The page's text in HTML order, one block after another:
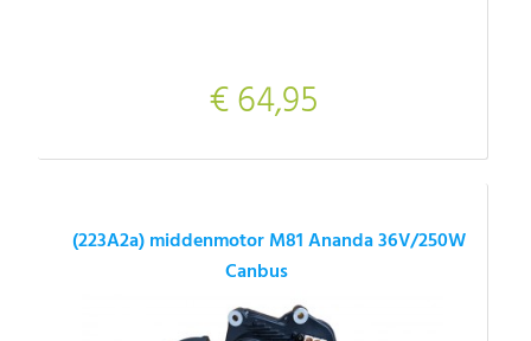
€ 64,95
(223A2a) middenmotor M81 Ananda 36V/250W
Canbus